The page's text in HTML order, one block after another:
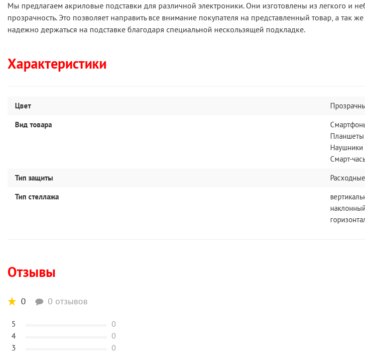
Мы предлагаем акриловые подставки для различной электроники. Они изготовлены из легкого и
прозрачность. Это позволяет направить все внимание покупателя на представленный товар, а так
надежно держаться на подставке благодаря специальной нескользящей подкладке.
Характеристики
Цвет
Вид товара
Планшеты
Наушники
Смарт-
Тип защиты
Тип стеллажа
наклонный
Отзывы
0 0 отзывов
5
0
4
0
3
0